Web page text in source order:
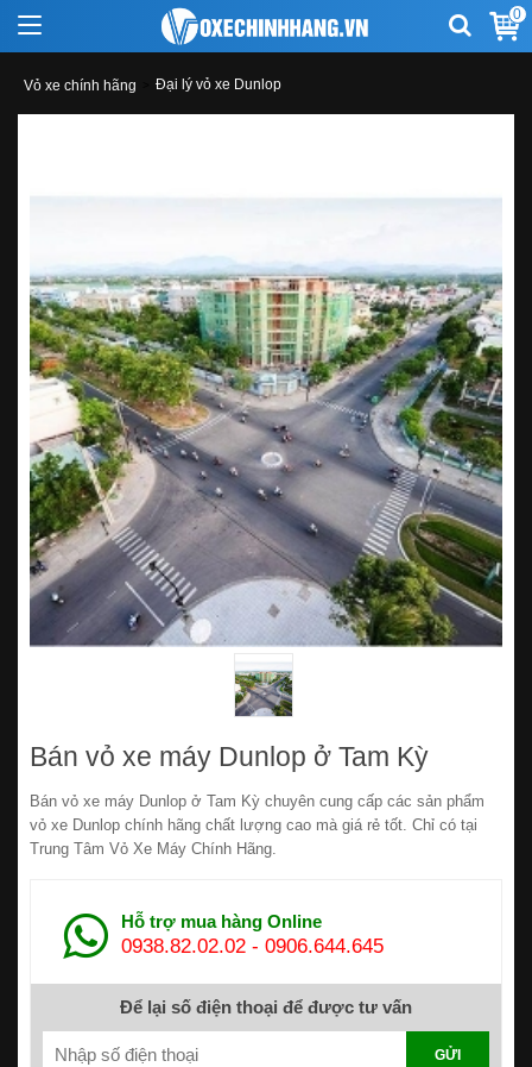
0
Vỏ xe chính hãng Đại lý vỏ xe Dunlop
Bán vỏ xe máy Dunlop ở Tam Kỳ
Bán vỏ xe máy Dunlop ở Tam Kỳ chuyên cung cấp các sản phẩm
vỏ xe Dunlop chính hãng chất lượng cao mà giá rẻ tốt. Chỉ có tại
Trung Tâm Vỏ Xe Máy Chính Hãng.
Hỗ trợ mua hàng Online
0938.82.02.02 - 0906.644.645
Để lại số điện thoại để được tư vấn
GỬI